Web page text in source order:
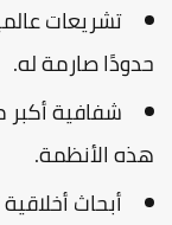
تشريعات عالمية
صارمة له.
شفافية أكبرمن
الأنظمة.
أبحاث أخلاقية